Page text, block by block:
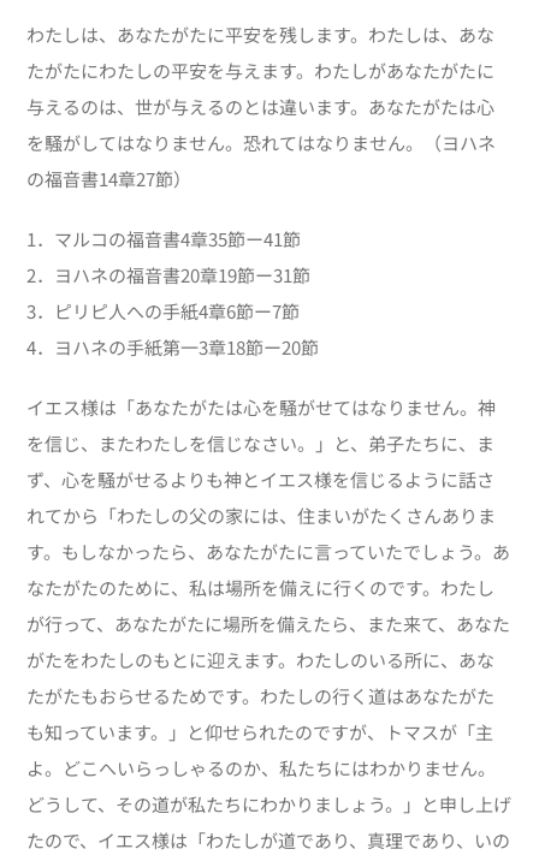
わたしは、あなたがたに平安を残します。わたしは、あな
たがたにわたしの平安を与えます。わたしがあなたがたに
与えるのは、世が与えるのとは違います。あなたがたは心
を騒がしてはなりません。恐れてはなりません。（ヨハネ
の福音書14章27節）
1．マルコの福音書4章35節ー41節
2．ヨハネの福音書20章19節ー31節
3．ピリピ人への手紙4章6節ー7節
4．ヨハネの手紙第一3章18節ー20節
イエス様は「あなたがたは心を騒がせてはなりません。神
を信じ、またわたしを信じなさい。」と、弟子たちに、ま
ず、心を騒がせるよりも神とイエス様を信じるように話さ
れてから「わたしの父の家には、住まいがたくさんありま
す。もしなかったら、あなたがたに言っていたでしょう。あ
なたがたのために、私は場所を備えに行くのです。わたし
が行って、あなたがたに場所を備えたら、また来て、あなた
がたをわたしのもとに迎えます。わたしのいる所に、あな
たがたもおらせるためです。わたしの行く道はあなたがた
も知っています。」と仰せられたのですが、トマスが「主
よ。どこへいらっしゃるのか、私たちにはわかりません。
どうして、その道が私たちにわかりましょう。」と申し上げ
たので、イエス様は「わたしが道であり、真理であり、いの